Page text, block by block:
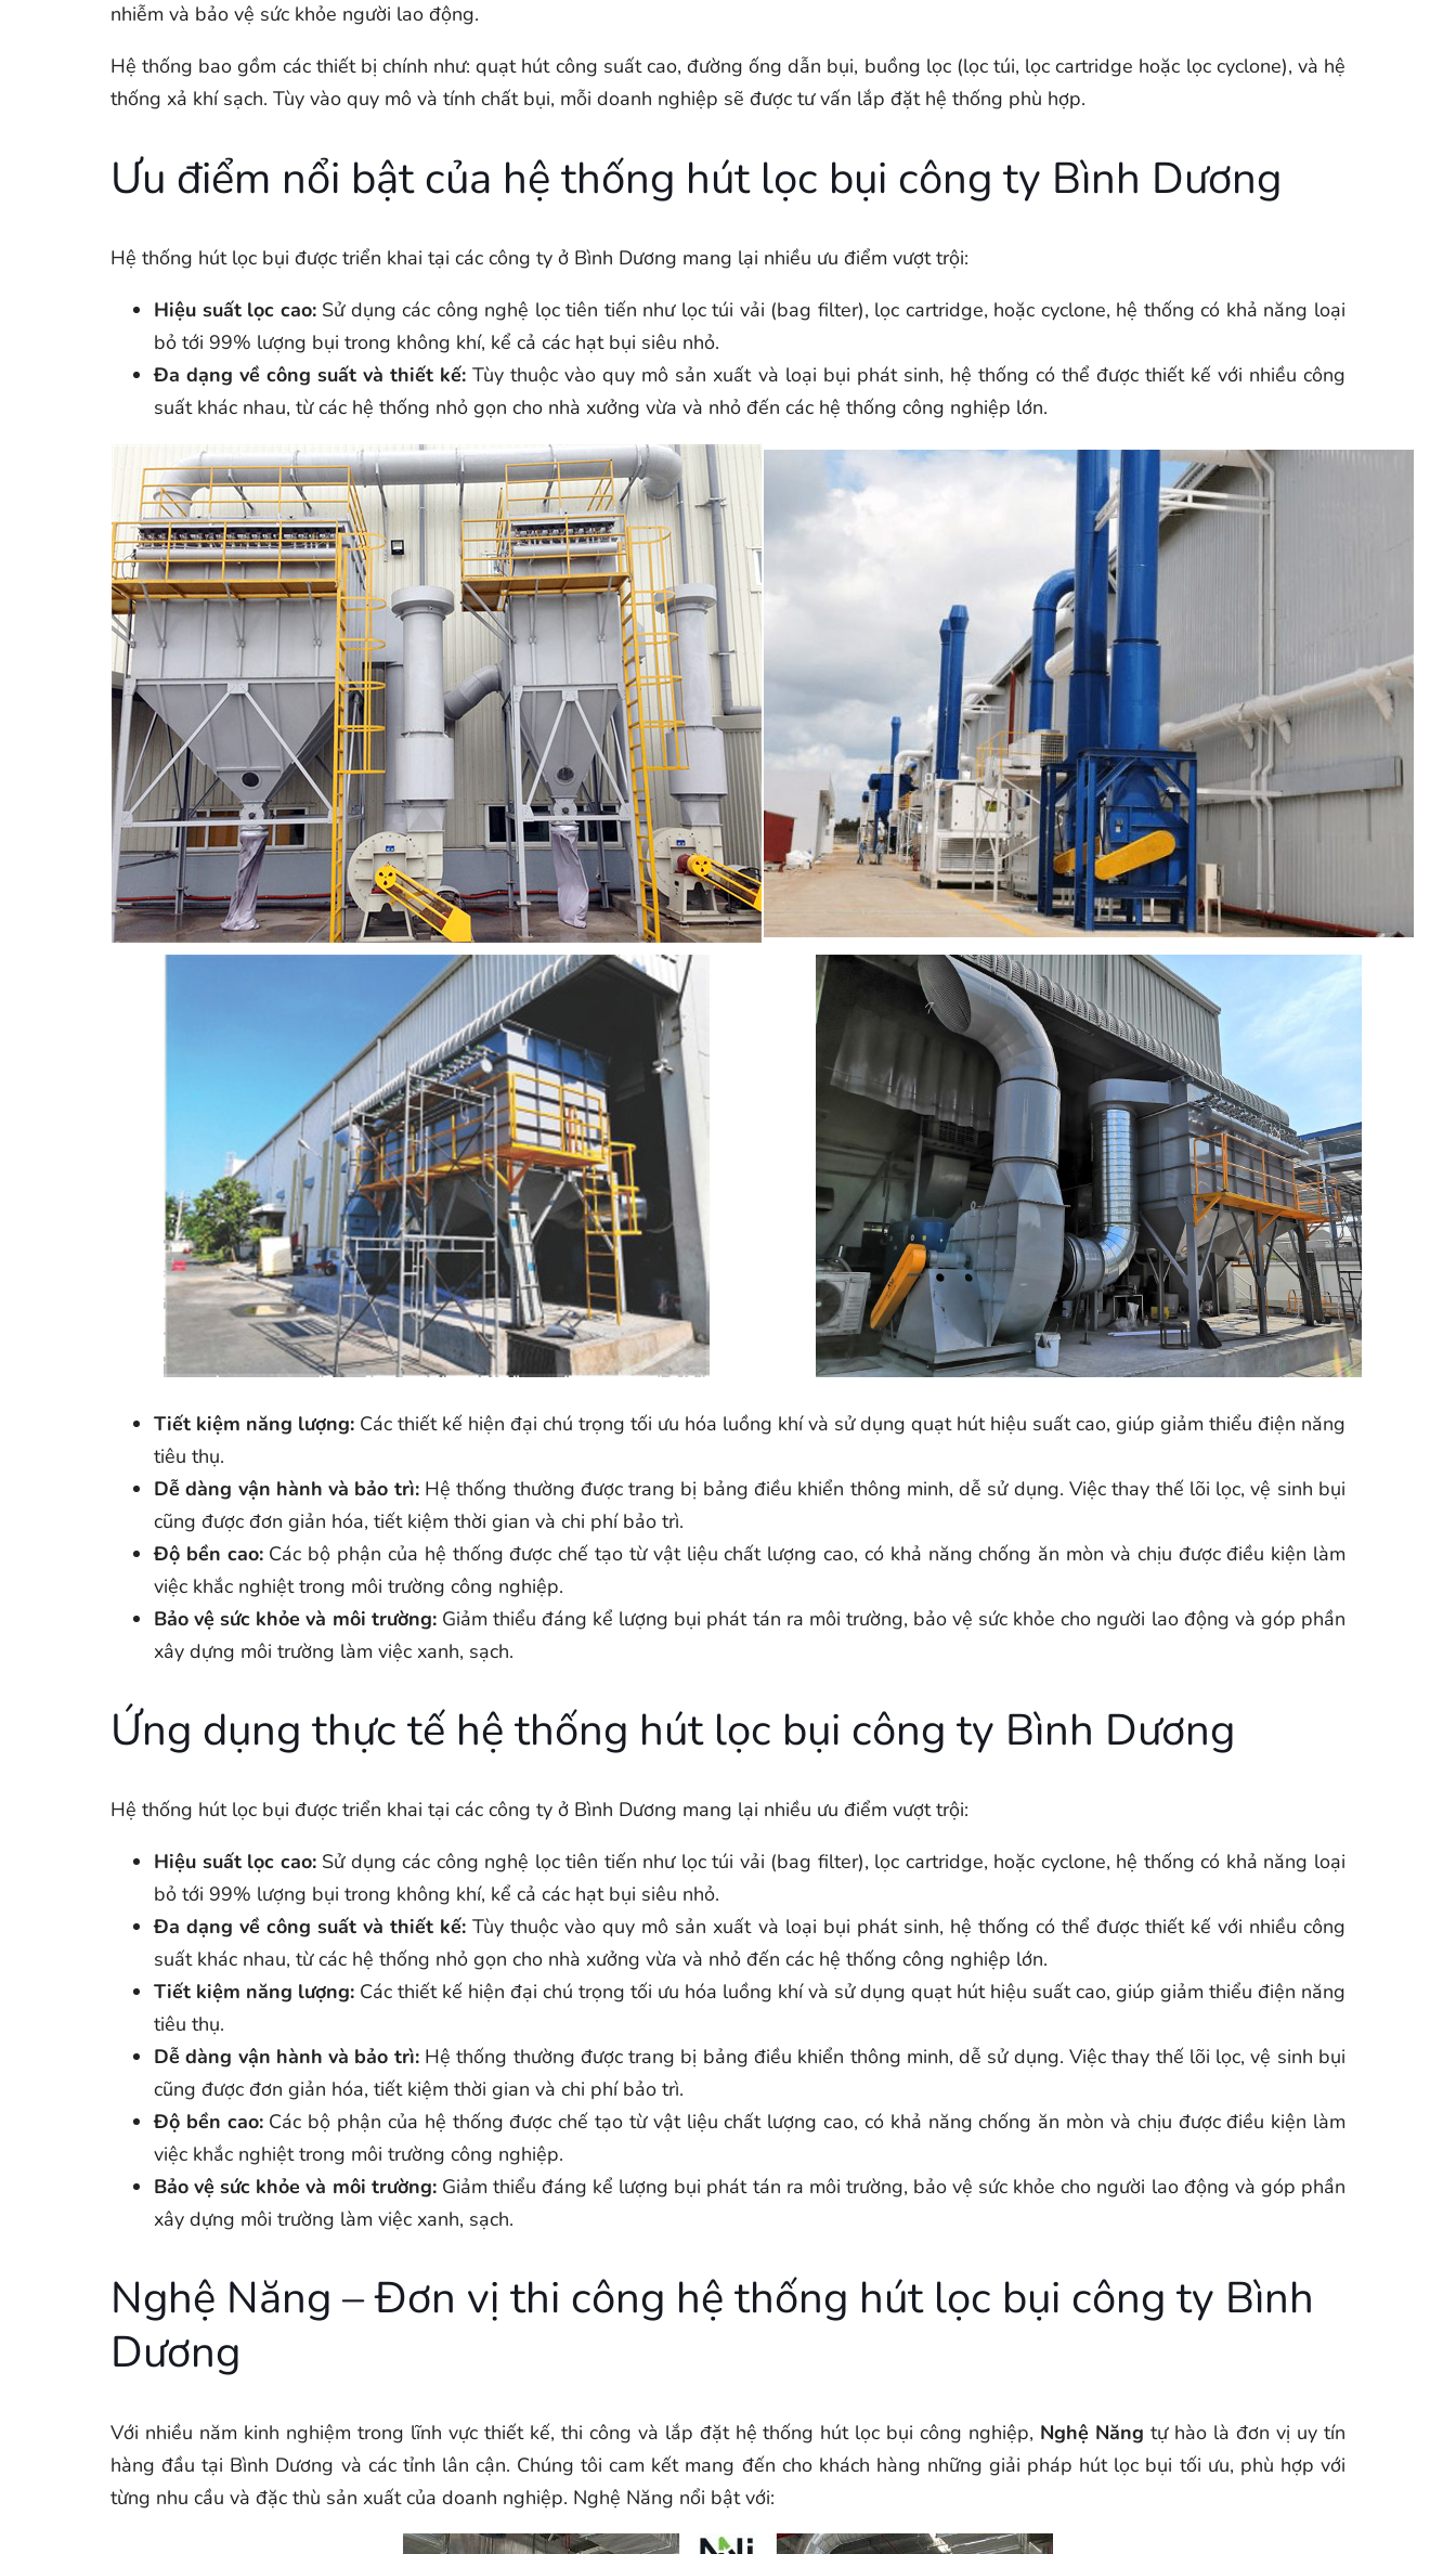
nhiễm và bảo vệ sức khỏe người lao động.
Hệ thống bao gồm các thiết bị chính như: quạt hút công suất cao, đường ống dẫn bụi, buồng lọc (lọc túi, lọc cartridge hoặc lọc cyclone), và hệ
thống xả khí sạch. Tùy vào quy mô và tính chất bụi, mỗi doanh nghiệp sẽ được tư vấn lắp đặt hệ thống phù hợp.
Ưu điểm nổi bật của hệ thống hút lọc bụi công ty Bình Dương
Hệ thống hút lọc bụi được triển khai tại các công ty ở Bình Dương mang lại nhiều ưu điểm vượt trội:
Hiệu suất lọc cao:Sử dụng các công nghệ lọc tiên tiến như lọc túi vải (bag filter), lọc cartridge, hoặc cyclone, hệ thống có khả năng loại
bỏ tới 99% lượng bụi trong không khí, kể cả các hạt bụi siêu nhỏ.
Đa dạng về công suất và thiết kế: Tùy thuộc vào quy mô sản xuất và loại bụi phát sinh, hệ thống có thể được thiết kế với nhiều công
suất khác nhau, từ các hệ thống nhỏ gọn cho nhà xưởng vừa và nhỏ đến các hệ thống công nghiệp lớn.
Tiết kiệm năng lượng: Các thiết kế hiện đại chú trọng tối ưu hóa luồng khí và sử dụng quạt hút hiệu suất cao, giúp giảm thiểu điện năng
tiêu thụ.
Dễ dàng vận hành và bảo trì:Hệ thống thường được trang bị bảng điều khiển thông minh, dễ sử dụng. Việc thay thế lõi lọc, vệ sinh bụi
cũng được đơn giản hóa, tiết kiệm thời gian và chi phí bảo trì.
Độ bền cao:Các bộ phận của hệ thống được chế tạo từ vật liệu chất lượng cao, có khả năng chống ăn mòn và chịu được điều kiện làm
việc khắc nghiệt trong môi trường công nghiệp.
Bảo vệ sức khỏe và môi trường:Giảm thiểu đáng kể lượng bụi phát tán ra môi trường, bảo vệ sức khỏe cho người lao động và góp phần
xây dựng môi trường làm việc xanh, sạch.
Ứng dụng thực tế hệ thống hút lọc bụi công ty Bình Dương
Hệ thống hút lọc bụi được triển khai tại các công ty ở Bình Dương mang lại nhiều ưu điểm vượt trội:
Hiệu suất lọc cao:Sử dụng các công nghệ lọc tiên tiến như lọc túi vải (bag filter), lọc cartridge, hoặc cyclone, hệ thống có khả năng loại
bỏ tới 99% lượng bụi trong không khí, kể cả các hạt bụi siêu nhỏ.
Đa dạng về công suất và thiết kế: Tùy thuộc vào quy mô sản xuất và loại bụi phát sinh, hệ thống có thể được thiết kế với nhiều công
suất khác nhau, từ các hệ thống nhỏ gọn cho nhà xưởng vừa và nhỏ đến các hệ thống công nghiệp lớn.
Tiết kiệm năng lượng: Các thiết kế hiện đại chú trọng tối ưu hóa luồng khí và sử dụng quạt hút hiệu suất cao, giúp giảm thiểu điện năng
tiêu thụ.
Dễ dàng vận hành và bảo trì:Hệ thống thường được trang bị bảng điều khiển thông minh, dễ sử dụng. Việc thay thế lõi lọc, vệ sinh bụi
cũng được đơn giản hóa, tiết kiệm thời gian và chi phí bảo trì.
Độ bền cao:Các bộ phận của hệ thống được chế tạo từ vật liệu chất lượng cao, có khả năng chống ăn mòn và chịu được điều kiện làm
việc khắc nghiệt trong môi trường công nghiệp.
Bảo vệ sức khỏe và môi trường:Giảm thiểu đáng kể lượng bụi phát tán ra môi trường, bảo vệ sức khỏe cho người lao động và góp phần
xây dựng môi trường làm việc xanh, sạch.
Nghệ Năng – Đơn vị thi công hệ thống hút lọc bụi công ty Bình
Dương
Với nhiều năm kinh nghiệm trong lĩnh vực thiết kế, thi công và lắp đặt hệ thống hút lọc bụi công nghiệp, Nghệ Năng tự hào là đơn vị uy tín
hàng đầu tại Bình Dương và các tỉnh lân cận. Chúng tôi cam kết mang đến cho khách hàng những giải pháp hút lọc bụi tối ưu, phù hợp với
từng nhu cầu và đặc thù sản xuất của doanh nghiệp. Nghệ Năng nổi bật với: